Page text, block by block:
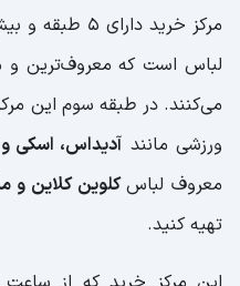
لباس است که معروف‌ترین و
می‌کنند. در طبقه سوم این
ورزشی مانند آدیداس، اسکی و
معروف لباسکلوین کلاین و
تهیه کنید.